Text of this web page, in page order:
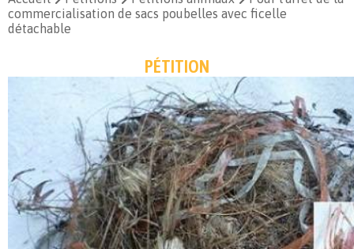
commercialisation de sacs poubelles avec ficelle
détachable
PÉTITION